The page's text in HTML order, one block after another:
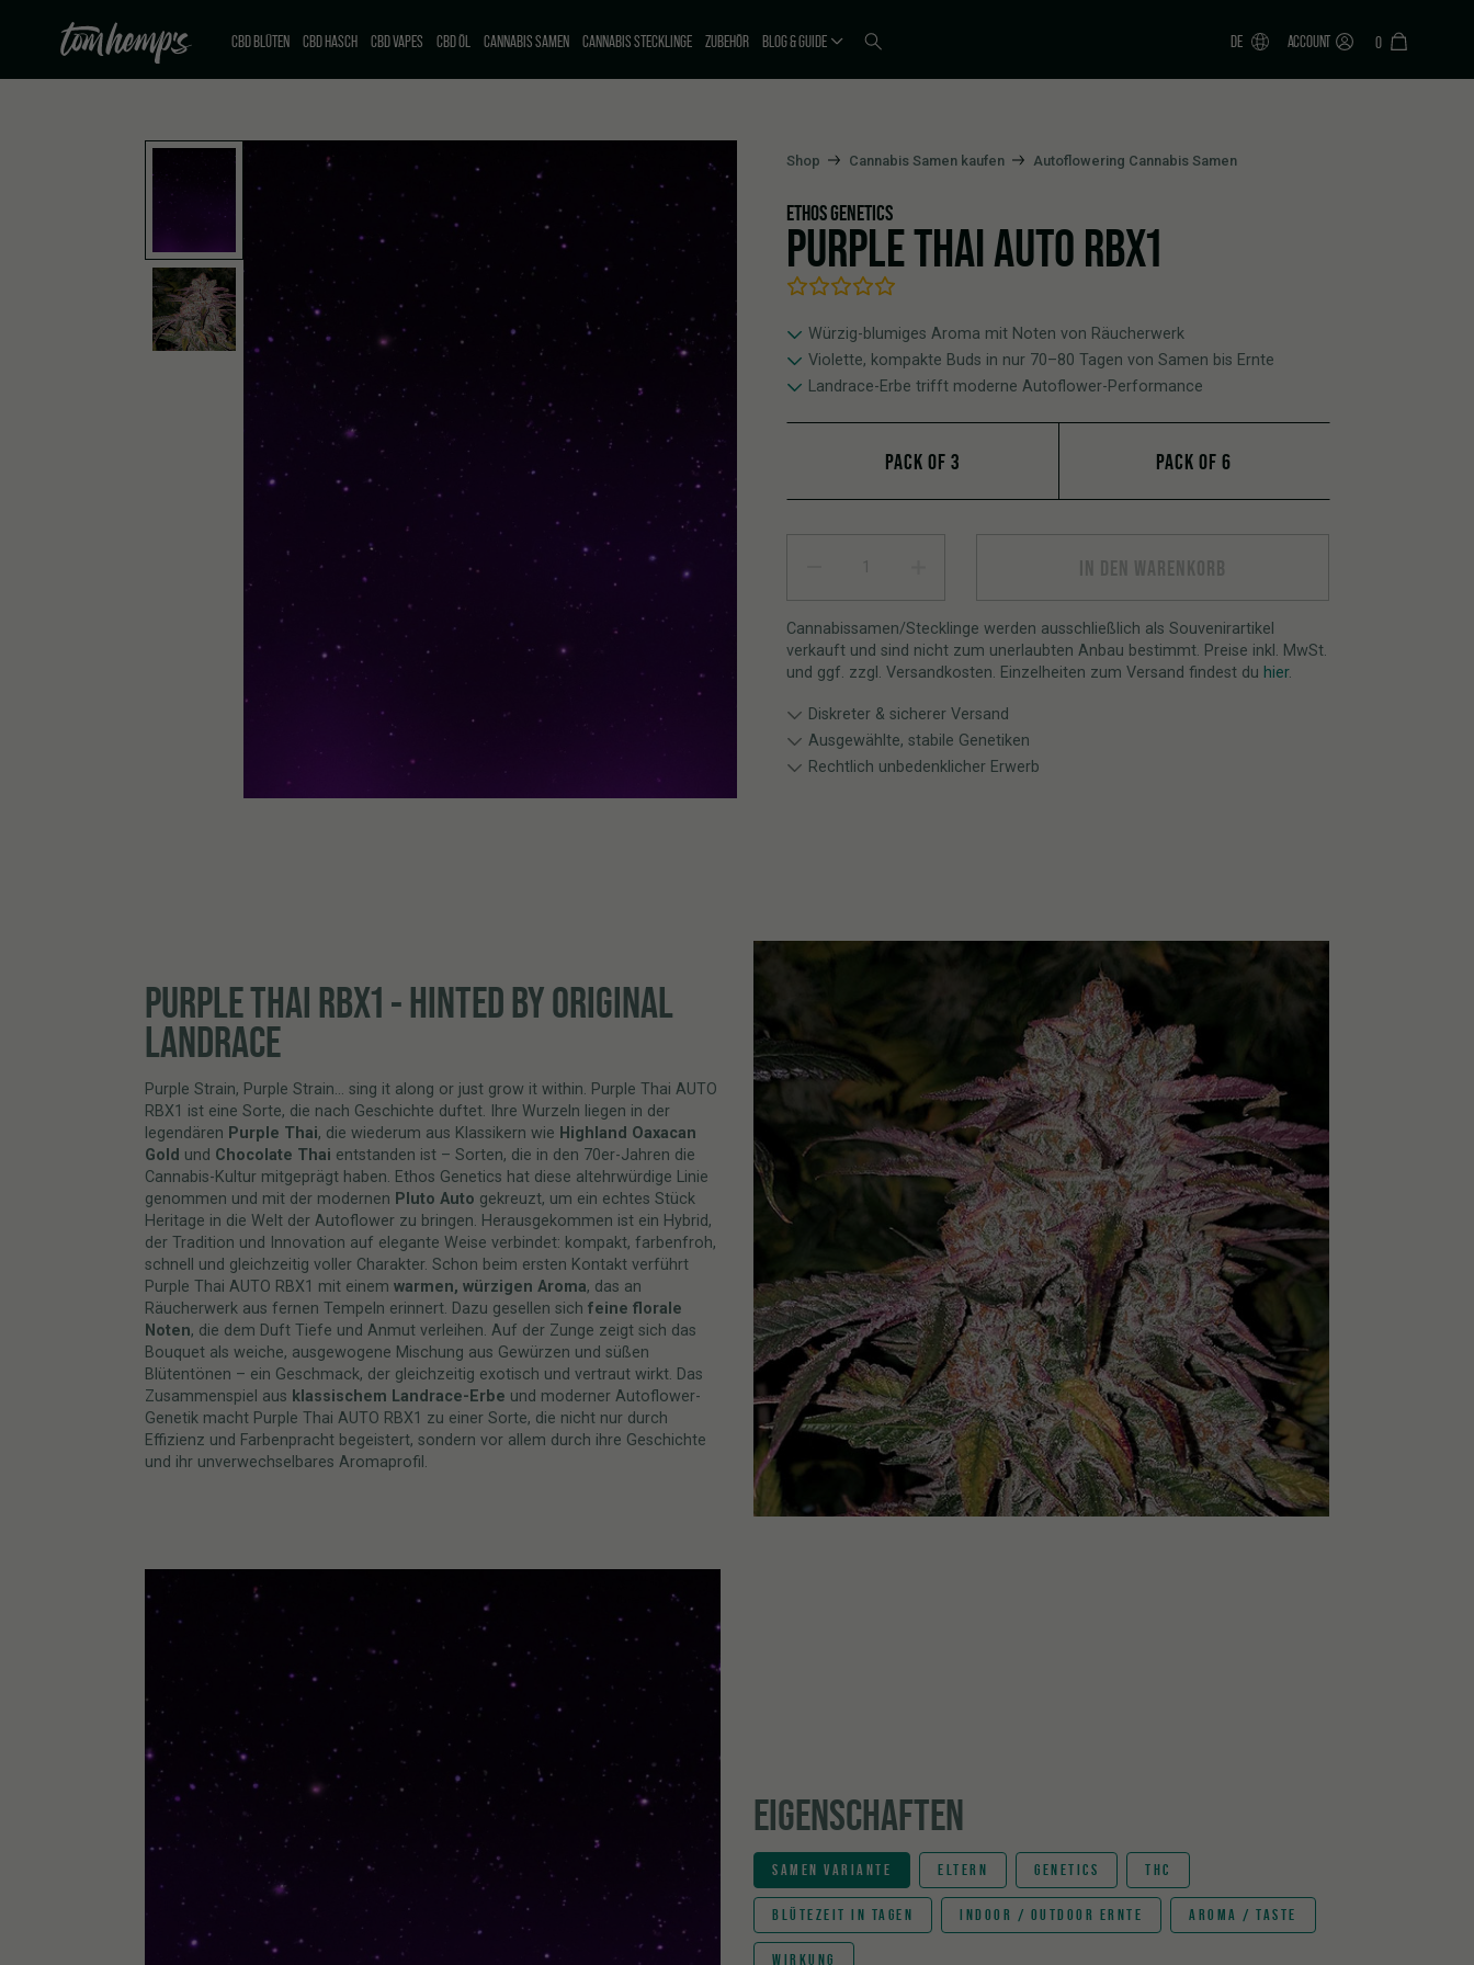
CBD BLÜTEN
CBD HASCH CBD VAPES CBD ÖL CANNABIS SAMEN CANNABIS STECKLINGE ZUBEHÖR BLOG & GUIDE DE ACCOUNT 0
Shop Cannabis Samen kaufen Autoflowering Cannabis Samen
ETHOS GENETICS
PURPLE THAI AUTO RBX1
Würzig-blumiges Aroma mit Noten von Räucherwerk
Violette, kompakte Buds in nur 70–80 Tagen von Samen bis Ernte
Landrace-Erbe trifft moderne Autoflower-Performance
PACK OF 3 PACK OF 6
IN DEN WARENKORB
Cannabissamen/Stecklinge werden ausschließlich als Souvenirartikel
verkauft und sind nicht zum unerlaubten Anbau bestimmt. Preise inkl. MwSt.
und ggf. zzgl. Versandkosten. Einzelheiten zum Versand findest du hier.
Diskreter & sicherer Versand
Ausgewählte, stabile Genetiken
Rechtlich unbedenklicher Erwerb
PURPLE THAI RBX1 - HINTED BY ORIGINAL
LANDRACE
Purple Strain, Purple Strain… sing it along or just grow it within. Purple Thai AUTO
RBX1 ist eine Sorte, die nach Geschichte duftet. Ihre Wurzeln liegen in der
legendären Purple Thai, die wiederum aus Klassikern wie Highland Oaxacan
Gold und Chocolate Thai entstanden ist – Sorten, die in den 70er-Jahren die
Cannabis-Kultur mitgeprägt haben. Ethos Genetics hat diese altehrwürdige Linie
genommen und mit der modernen Pluto Auto gekreuzt, um ein echtes Stück
Heritage in die Welt der Autoflower zu bringen. Herausgekommen ist ein Hybrid,
der Tradition und Innovation auf elegante Weise verbindet: kompakt, farbenfroh,
schnell und gleichzeitig voller Charakter. Schon beim ersten Kontakt verführt
Purple Thai AUTO RBX1 mit einem warmen, würzigen Aroma, das an
Räucherwerk aus fernen Tempeln erinnert. Dazu gesellen sich feine florale
Noten, die dem Duft Tiefe und Anmut verleihen. Auf der Zunge zeigt sich das
Bouquet als weiche, ausgewogene Mischung aus Gewürzen und süßen
Blütentönen – ein Geschmack, der gleichzeitig exotisch und vertraut wirkt. Das
Zusammenspiel aus klassischem Landrace-Erbe und moderner Autoflower-
Genetik macht Purple Thai AUTO RBX1 zu einer Sorte, die nicht nur durch
Effizienz und Farbenpracht begeistert, sondern vor allem durch ihre Geschichte
und ihr unverwechselbares Aromaprofil.
EIGENSCHAFTEN
SAMEN VARIANTE ELTERN GENETICS THC
BLÜTEZEIT IN TAGEN INDOOR / OUTDOOR ERNTE AROMA / TASTE
WIRKUNG